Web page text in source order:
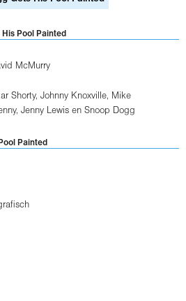
Pool Painted
McMurry
Shorty, Johnny Knoxville,
Mike
, Jenny Lewis en Snoop Dogg
Painted